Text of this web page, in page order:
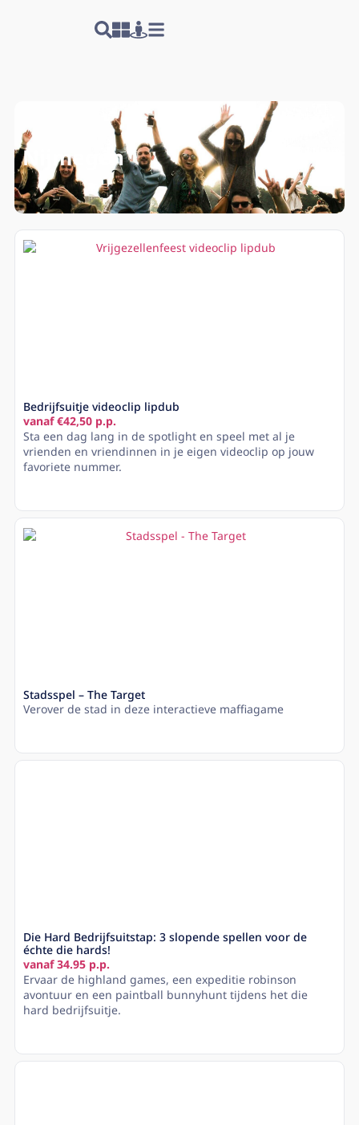
Nijmegen
Bedrijfsuitje videoclip lipdub
vanaf €42,50 p.p.
Sta een dag lang in de spotlight en speel met al je
vrienden en vriendinnen in je eigen videoclip op jouw
favoriete nummer.
Stadsspel – The Target
Verover de stad in deze interactieve maffiagame
Die Hard Bedrijfsuitstap: 3 slopende spellen voor de
échte die hards!
vanaf 34.95 p.p.
Ervaar de highland games, een expeditie robinson
avontuur en een paintball bunnyhunt tijdens het die
hard bedrijfsuitje.